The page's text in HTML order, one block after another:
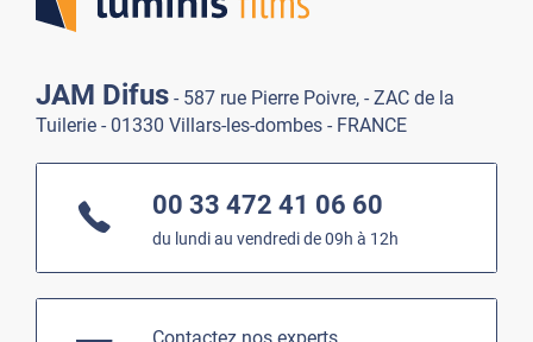
JAM Difus - 587 rue Pierre Poivre, - ZAC de la
Tuilerie - 01330 Villars-les-dombes - FRANCE
00 33 472 41 06 60
du lundi au vendredi de 09h à 12h
Contactez nos experts